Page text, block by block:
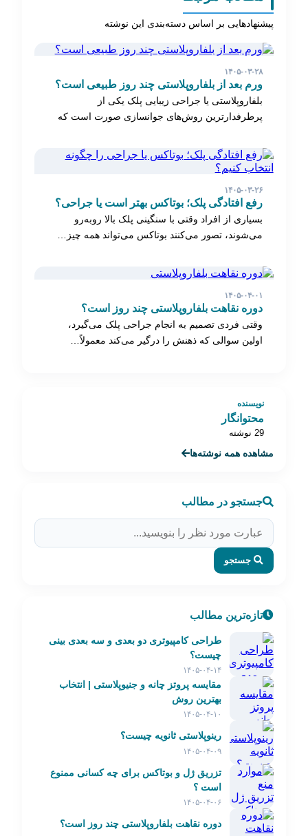
پیشنهادهایی بر اساس دسته‌بندی این نوشته
۱۴۰۵-۰۳-۲۸
ورم بعد از بلفاروپلاستی چند روز طبیعی است؟
بلفاروپلاستی یا جراحی زیبایی پلک یکی از
پرطرفدارترین روش‌های جوانسازی صورت است که
۱۴۰۵-۰۳-۲۶
رفع افتادگی پلک؛ بوتاکس بهتر است یا جراحی؟
بسیاری از افراد وقتی با سنگینی پلک بالا روبه‌رو
می‌شوند، تصور می‌کنند بوتاکس می‌تواند همه چیز…
۱۴۰۵-۰۴-۰۱
دوره نقاهت بلفاروپلاستی چند روز است؟
وقتی فردی تصمیم به انجام جراحی پلک می‌گیرد،
اولین سوالی که ذهنش را درگیر می‌کند معمولاً…
نویسنده
محتوانگار
29 نوشته
مشاهده همه نوشته‌ها
جستجو در مطالب
جستجو
تازه‌ترین مطالب
طراحی کامپیوتری دو بعدی و سه بعدی بینی
چیست؟
۱۴۰۵-۰۴-۱۴
مقایسه پروتز چانه و جنیوپلاستی | انتخاب
بهترین روش
۱۴۰۵-۰۴-۱۰
رینوپلاستی ثانویه چیست؟
۱۴۰۵-۰۴-۰۹
تزریق ژل و بوتاکس برای چه کسانی ممنوع
است ؟
۱۴۰۵-۰۴-۰۶
دوره نقاهت بلفاروپلاستی چند روز است؟